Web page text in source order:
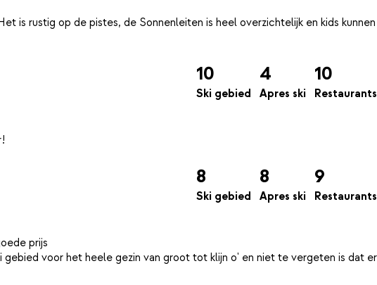
is rustig op de pistes, de Sonnenleiten is heel overzichtelijk en kids kunnen
10
Ski gebied
4
Apres ski
10
Restaurants
8
Ski gebied
8
Apres ski
9
Restaurants
prijs
voor het heele gezin van groot tot klijn o' en niet te vergeten is dat er